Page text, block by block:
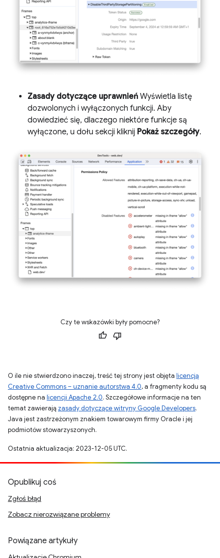
Zasady dotyczące uprawnień Wyświetla listę
dozwolonych i wyłączonych funkcji. Aby
dowiedzieć się, dlaczego niektóre funkcje są
wyłączone, u dołu sekcji kliknij Pokaż szczegóły.
Czy te wskazówki były pomocne?
O ile nie stwierdzono inaczej, treść tej strony jest objęta licencją
Creative Commons – uznanie autorstwa 4.0, a fragmenty kodu są
dostępne na licencji Apache 2.0. Szczegółowe informacje na ten
temat zawierają zasady dotyczące witryny Google Developers.
Java jest zastrzeżonym znakiem towarowym firmy Oracle i jej
podmiotów stowarzyszonych.
Ostatnia aktualizacja: 2023-12-05 UTC.
Opublikuj coś
Zgłoś błąd
Zobacz nierozwiązane problemy
Powiązane artykuły